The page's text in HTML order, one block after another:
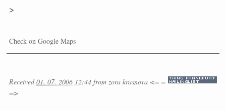
>
Check on Google Maps
Received01. 07. 2006 12:44 from zora krasnova <= =
=>